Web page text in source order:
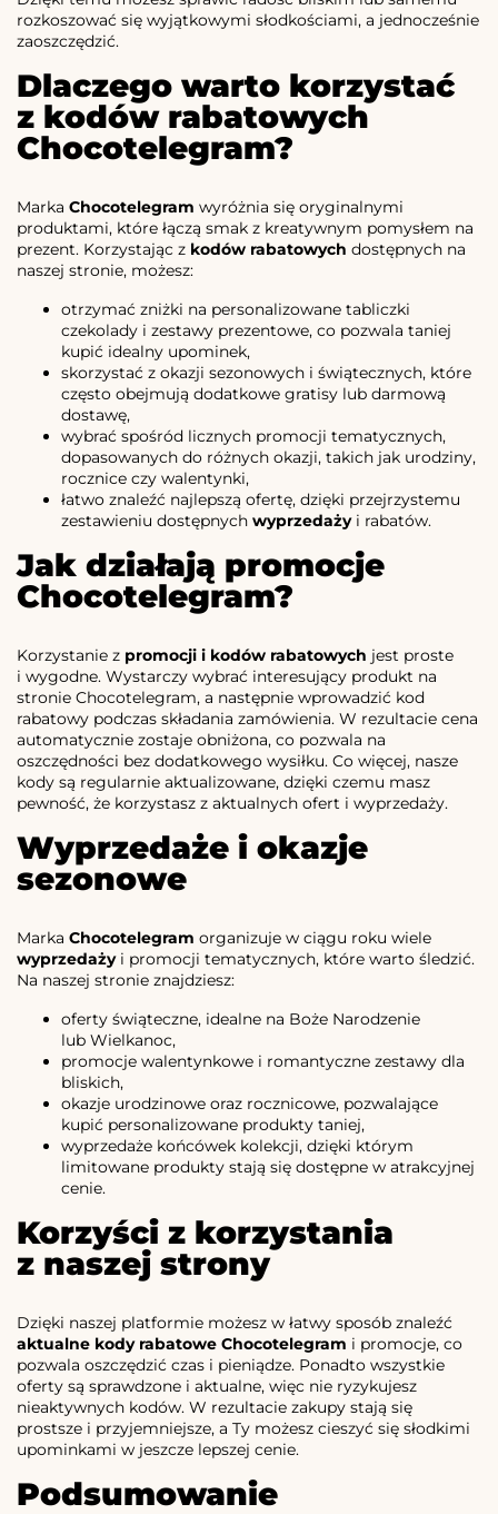
rozkoszować się wyjątkowymi słodkościami, a jednocześnie
zaoszczędzić.
Dlaczego warto korzystać
z kodów rabatowych
Chocotelegram?
Marka Chocotelegram wyróżnia się oryginalnymi
produktami, które łączą smak z kreatywnym pomysłem na
prezent. Korzystając z kodów rabatowych dostępnych na
naszej stronie, możesz:
otrzymać zniżki na personalizowane tabliczki
czekolady i zestawy prezentowe, co pozwala taniej
kupić idealny upominek,
skorzystać z okazji sezonowych i świątecznych, które
często obejmują dodatkowe gratisy lub darmową
dostawę,
wybrać spośród licznych promocji tematycznych,
dopasowanych do różnych okazji, takich jak urodziny,
rocznice czy walentynki,
łatwo znaleźć najlepszą ofertę, dzięki przejrzystemu
zestawieniu dostępnych wyprzedażyi rabatów.
Jak działają promocje
Chocotelegram?
Korzystanie z promocji i kodów rabatowych jest proste
i wygodne. Wystarczy wybrać interesujący produkt na
stronie Chocotelegram, a następnie wprowadzić kod
rabatowy podczas składania zamówienia. W rezultacie cena
automatycznie zostaje obniżona, co pozwala na
oszczędności bez dodatkowego wysiłku. Co więcej, nasze
kody są regularnie aktualizowane, dzięki czemu masz
pewność, że korzystasz z aktualnych ofert i wyprzedaży.
Wyprzedaże i okazje
sezonowe
Marka Chocotelegram organizuje w ciągu roku wiele
wyprzedażyi promocji tematycznych, które warto śledzić.
Na naszej stronie znajdziesz:
oferty świąteczne, idealne na Boże Narodzenie
lub Wielkanoc,
promocje walentynkowe i romantyczne zestawy dla
bliskich,
okazje urodzinowe oraz rocznicowe, pozwalające
kupić personalizowane produkty taniej,
wyprzedaże końcówek kolekcji, dzięki którym
limitowane produkty stają się dostępne w atrakcyjnej
cenie.
Korzyści z korzystania
z naszej strony
Dzięki naszej platformie możesz w łatwy sposób znaleźć
aktualne kody rabatowe Chocotelegram i promocje, co
pozwala oszczędzić czas i pieniądze. Ponadto wszystkie
oferty są sprawdzone i aktualne, więc nie ryzykujesz
nieaktywnych kodów. W rezultacie zakupy stają się
prostsze i przyjemniejsze, a Ty możesz cieszyć się słodkimi
upominkami w jeszcze lepszej cenie.
Podsumowanie